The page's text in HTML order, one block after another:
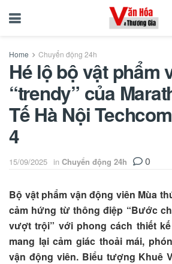
Home Chuyển động 24h
Hé lộ bộ vật phẩm
“trendy” của
Tế Hà Nội
4
15/09/2025 in Chuyển động 24h 0
Bộ vật phẩm vận động viên Mùa
cảm hứng từ thông điệp “Bước
vượt trội” với phong cách thiết
mang lại cảm giác thoải mái,
vận động viên. Biểu tượng Khuê